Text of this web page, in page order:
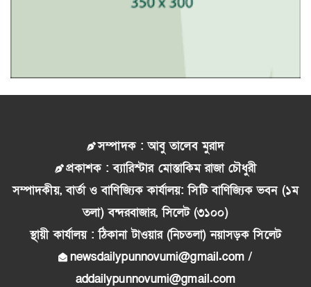
সম্পাদক : আবু তালেব মুরাদ
প্রকাশক : ব্যারিস্টার মোস্তাকিম রাজা চৌধুরী
সম্পাদকীয়, বার্তা ও বাণিজ্যিক কার্যালয়: সিটি বাণিজ্যিক ভবন (১ম
তলা) বন্দরবাজার, সিলেট (৩১০০)
স্থায়ী কার্যালয় : ঠিকানা টাওয়ার (নিচতলা) নয়াসড়ক সিলেট
newsdailypunnovumi@gmail.com /
addailypunnovumi@gmail.com